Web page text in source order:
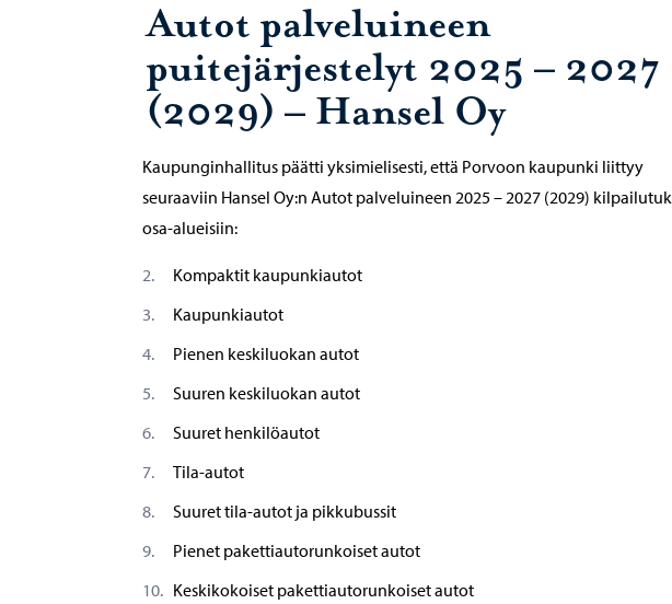
Autot palveluineen
puitejärjestelyt 2025 – 2027
(2029) – Hansel Oy
Kaupunginhallitus päätti yksimielisesti, että Porvoon kaupunki liittyy
seuraaviin Hansel Oy:n Autot palveluineen 2025 – 2027 (2029)
osa-alueisiin:
Kompaktit kaupunkiautot
Kaupunkiautot
Pienen keskiluokan autot
Suuren keskiluokan autot
Suuret henkilöautot
Tila-autot
Suuret tila-autot ja pikkubussit
Pienet pakettiautorunkoiset autot
Keskikokoiset pakettiautorunkoiset autot